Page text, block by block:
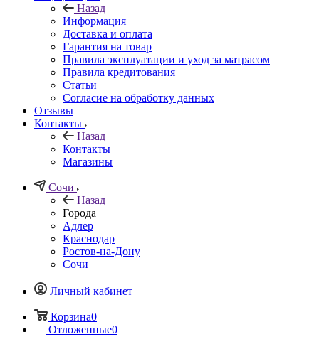
Назад
Информация
Доставка и оплата
Гарантия на товар
Правила эксплуатации и уход за матрасом
Правила кредитования
Статьи
Согласие на обработку данных
Отзывы
Контакты
Назад
Контакты
Магазины
Сочи
Назад
Города
Адлер
Краснодар
Ростов-на-Дону
Сочи
Личный кабинет
Корзина0
Отложенные0